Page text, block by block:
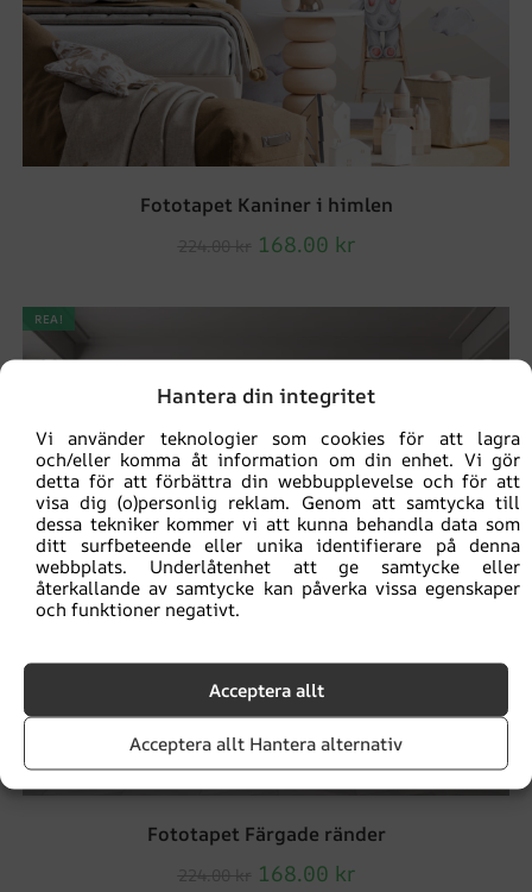
Hantera din integritet
Vi använder teknologier som cookies för att lagra
och/eller komma åt information om din enhet. Vi gör
detta för att förbättra din webbupplevelse och för att
visa dig (o)personlig reklam. Genom att samtycka till
dessa tekniker kommer vi att kunna behandla data som
ditt surfbeteende eller unika identifierare på denna
webbplats. Underlåtenhet att ge samtycke eller
återkallande av samtycke kan påverka vissa egenskaper
och funktioner negativt.
Acceptera allt
Acceptera allt Hantera alternativ
Fototapet Kaniner i himlen
168.00 kr
REA!
Fototapet Färgade ränder
168.00 kr